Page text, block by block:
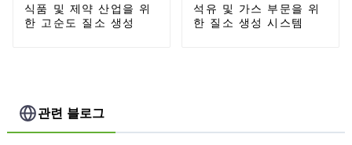
식품 및 제약 산업을 위
한 고순도 질소 생성
석유 및 가스 부문을 위
한 질소 생성 시스템
관련 블로그